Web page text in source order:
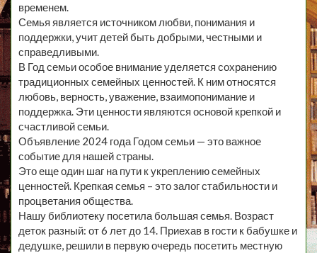
временем.
Семья является источником любви, понимания и
поддержки, учит детей быть добрыми, честными и
справедливыми.
В Год семьи особое внимание уделяется сохранению
традиционных семейных ценностей. К ним относятся
любовь, верность, уважение, взаимопонимание и
поддержка. Эти ценности являются основой крепкой и
счастливой семьи.
Объявление 2024 года Годом семьи — это важное
событие для нашей страны.
Это еще один шаг на пути к укреплению семейных
ценностей. Крепкая семья – это залог стабильности и
процветания общества.
Нашу библиотеку посетила большая семья. Возраст
деток разный: от 6 лет до 14. Приехав в гости к бабушке и
дедушке, решили в первую очередь посетить местную